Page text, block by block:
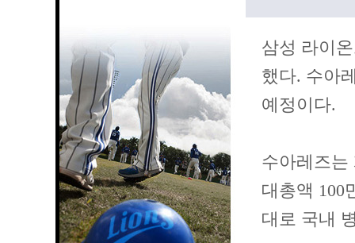
삼성 라이
했다. 수아
예정이다.
수아레즈는
대총액 100
대로 국내